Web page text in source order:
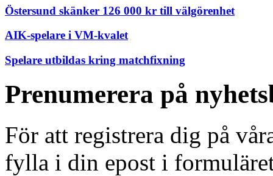
Östersund skänker 126 000 kr till välgörenhet
AIK-spelare i VM-kvalet
Spelare utbildas kring matchfixning
Prenumerera på
För att registrera dig på
fylla i din epost i